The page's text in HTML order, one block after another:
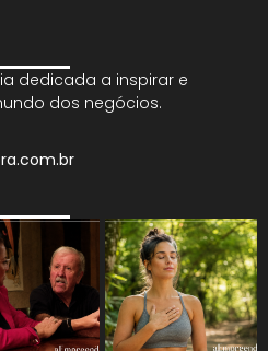
dedicada a inspirar e
dos negócios.